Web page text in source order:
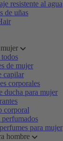
resistente al agua
de uñas
de mujer
capilar
corporales
ducha para mujer
corporal
perfumados
para mujer
hombre